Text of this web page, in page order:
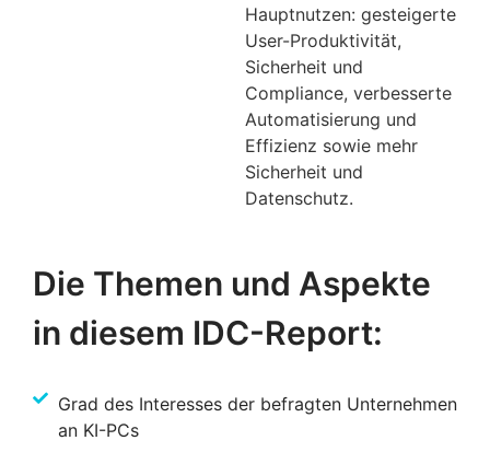
Hauptnutzen: gesteigerte
User-Produktivität,
Sicherheit und
Compliance, verbesserte
Automatisierung und
Effizienz sowie mehr
Sicherheit und
Datenschutz.
Die Themen und Aspekte
in diesem IDC-Report:
Grad des Interesses der befragten Unternehmen
an KI-PCs